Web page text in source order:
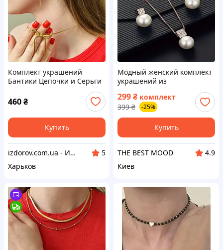
Комплект украшений
Бантики Цепочки и Серьги
медицинского золота
Гипоаллергенные
украшения
460₴
Купить
izdorov.com.ua - Интернет-магазин витаминов и биодобавок
5
Харьков
Модный женский комплект
украшений из
искусственного жемчуга с
ожерельем и серьгами
Розовое золото
299₴ комплект
399 ₴ -25%
Купить
THE BEST MOOD
4.9
Киев